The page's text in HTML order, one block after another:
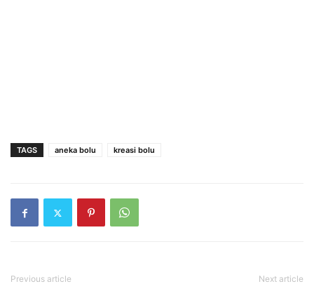
TAGS aneka bolu kreasi bolu
Previous article Next article